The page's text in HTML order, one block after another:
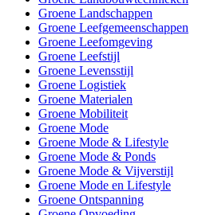
Groene Landschappen
Groene Leefgemeenschappen
Groene Leefomgeving
Groene Leefstijl
Groene Levensstijl
Groene Logistiek
Groene Materialen
Groene Mobiliteit
Groene Mode
Groene Mode & Lifestyle
Groene Mode & Ponds
Groene Mode & Vijverstijl
Groene Mode en Lifestyle
Groene Ontspanning